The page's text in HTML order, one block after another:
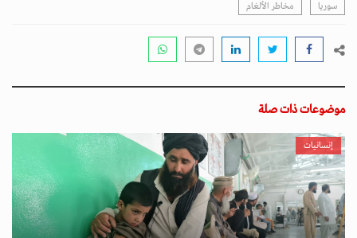
سوريا
مخاطر الألغام
موضوعات ذات صلة
إنسانيات